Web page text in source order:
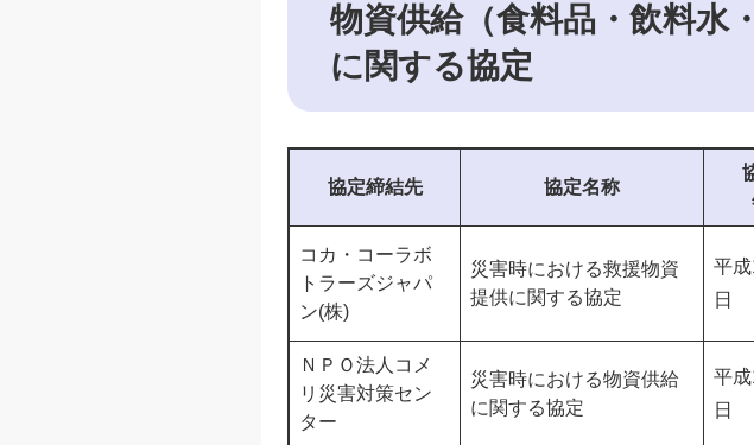
物資供給（食料品・飲料水
に関する協定
協定締結先 協定名称
コカ・コーラボ
トラーズジャパ
ン(株)
災害時における救援物資
提供に関する協定
平
日
ＮＰＯ法人コメ
リ災害対策セン
ター
災害時における物資供給
に関する協定
平
日